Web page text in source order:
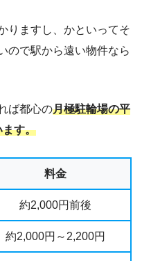
りますし、かといってそ
ので駅から遠い物件なら
ば都心の月極駐輪場の平
ます。
料金
約2,000円前後
約2,000円～2,200円